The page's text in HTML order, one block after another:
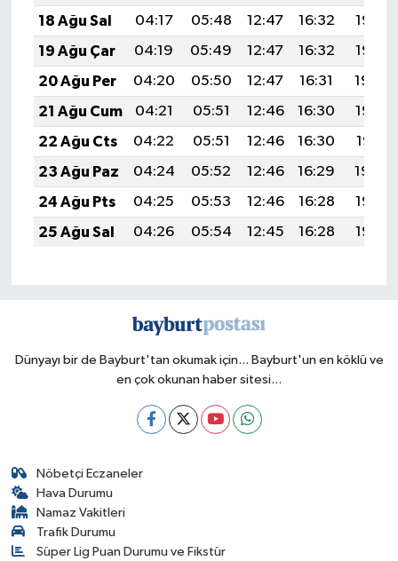
18 Ağu Sal
04:17 05:48 12:47 16:32
19:36
19 Ağu Çar
04:19 05:49 12:47 16:32
19:35
20 Ağu Per
04:20 05:50 12:47 16:31
19:34
21 Ağu Cum
04:21 05:51 12:46 16:30
19:32
22 Ağu Cts
04:22 05:51 12:46 16:30
19:31
23 Ağu Paz
04:24 05:52 12:46 16:29
19:29
24 Ağu Pts
04:25 05:53 12:46 16:28
19:28
25 Ağu Sal
04:26 05:54 12:45 16:28 19:27
Dünyayı bir de Bayburt'tan okumak için... Bayburt'un en köklü ve
en çok okunan haber sitesi...
Nöbetçi Eczaneler
Hava Durumu
Namaz Vakitleri
Trafik Durumu
Süper Lig Puan Durumu ve Fikstür